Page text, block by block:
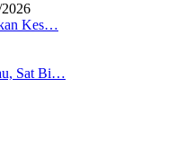
Kes…
Sat Bi…